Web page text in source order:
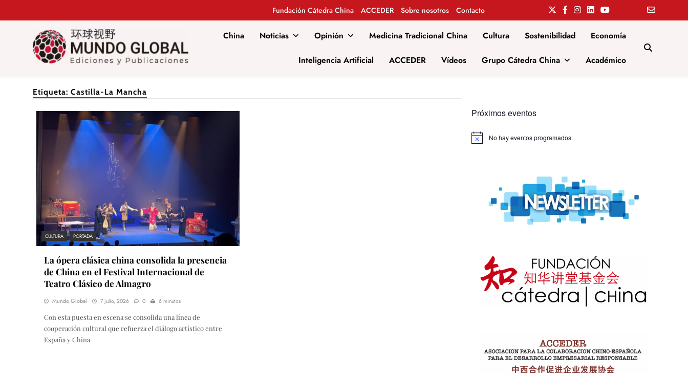
Fundación Cátedra China ACCEDER Sobre nosotros Contacto
Mundo Global
China Noticias Opinión Medicina Tradicional China Cultura Sostenibilidad Economía
Inteligencia Artificial ACCEDER Vídeos Grupo Cátedra China Académico
Etiqueta: Castilla-La Mancha
CULTURA PORTADA
La ópera clásica china consolida la presencia
de China en el Festival Internacional de
Teatro Clásico de Almagro
Mundo Global 7 julio, 2026 0 6 minutos
Con esta puesta en escena se consolida una línea de
cooperación cultural que refuerza el diálogo artístico entre
España y China
Próximos eventos
Aviso No hay eventos programados.